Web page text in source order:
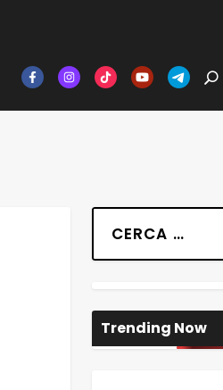
Trending Now